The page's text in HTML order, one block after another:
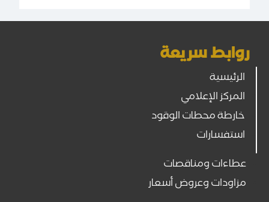
روابط سريعة
الرئيسية
المركز الإعلامي
خارطة محطات الوقود
استفسارات
عطاءات ومناقصات
مزاودات وعروض أسعار